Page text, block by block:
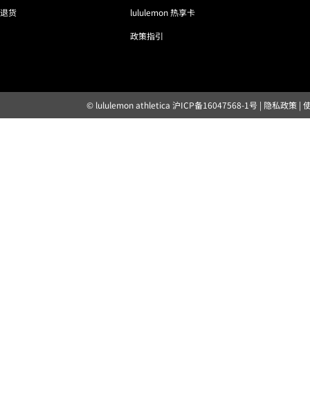
退货
lululemon 热享卡
政策指引
© lululemon athletica 沪ICP备16047568-1号 | 隐私政策|